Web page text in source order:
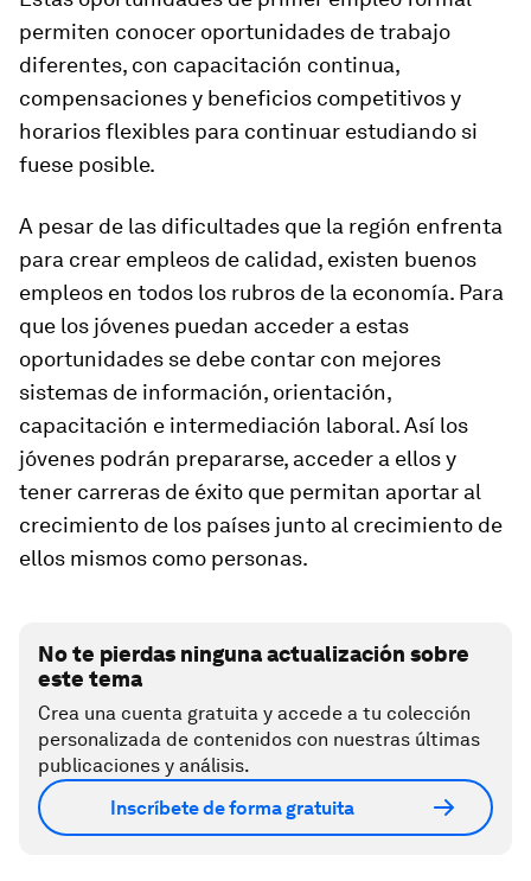
permiten conocer oportunidades de trabajo
diferentes, con capacitación continua,
compensaciones y beneficios competitivos y
horarios flexibles para continuar estudiando si
fuese posible.
A pesar de las dificultades que la región enfrenta
para crear empleos de calidad, existen buenos
empleos en todos los rubros de la economía. Para
que los jóvenes puedan acceder a estas
oportunidades se debe contar con mejores
sistemas de información, orientación,
capacitación e intermediación laboral. Así los
jóvenes podrán prepararse, acceder a ellos y
tener carreras de éxito que permitan aportar al
crecimiento de los países junto al crecimiento de
ellos mismos como personas.
No te pierdas ninguna actualización sobre
este tema
Crea una cuenta gratuita y accede a tu colección
personalizada de contenidos con nuestras últimas
publicaciones y análisis.
Inscríbete de forma gratuita